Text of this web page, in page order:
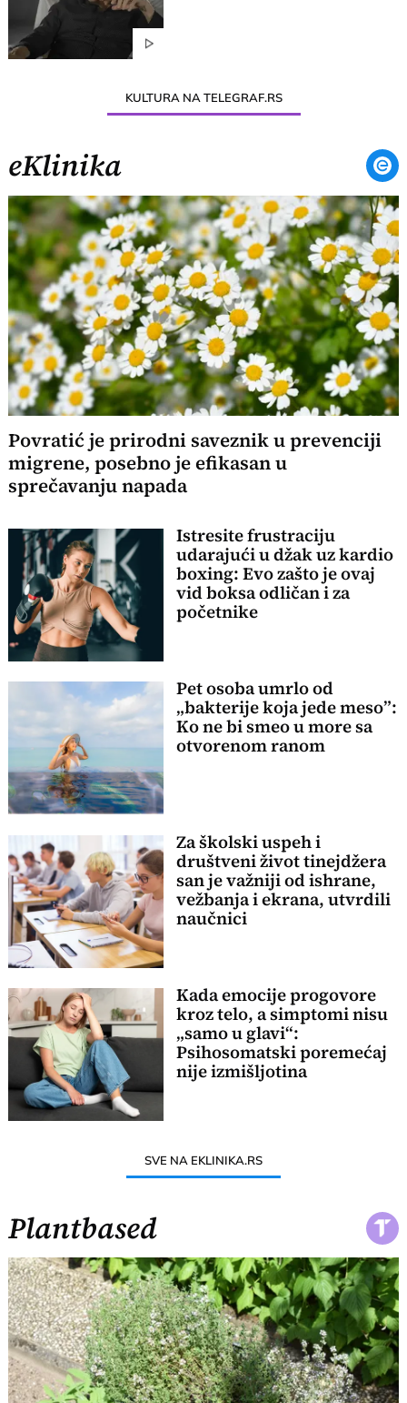
KULTURA NA TELEGRAF.RS
eKlinika
Povratić je prirodni saveznik u prevenciji
migrene, posebno je efikasan u
sprečavanju napada
Istresite frustraciju
udarajući u džak uz kardio
boxing: Evo zašto je ovaj
vid boksa odličan i za
početnike
Pet osoba umrlo od
„bakterije koja jede meso”:
Ko ne bi smeo u more sa
otvorenom ranom
Za školski uspeh i
društveni život tinejdžera
san je važniji od ishrane,
vežbanja i ekrana, utvrdili
naučnici
Kada emocije progovore
kroz telo, a simptomi nisu
„samo u glavi“:
Psihosomatski poremećaj
nije izmišljotina
SVE NA EKLINIKA.RS
Plantbased